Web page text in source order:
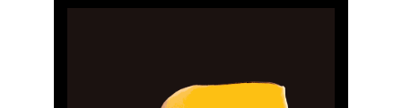
списыватьсяс вашей карты